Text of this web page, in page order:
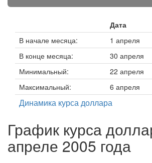
Дата
В начале месяца:
1 апреля
В конце месяца:
30 апреля
Минимальный:
22 апреля
Максимальный:
6 апреля
Динамика курса доллара
График курса
апреле 2005 года